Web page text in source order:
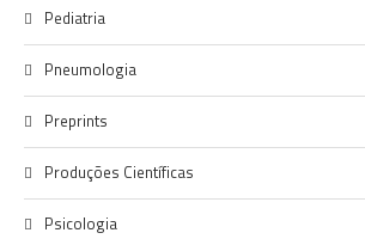
Pediatria
Pneumologia
Preprints
Produções Científicas
Psicologia